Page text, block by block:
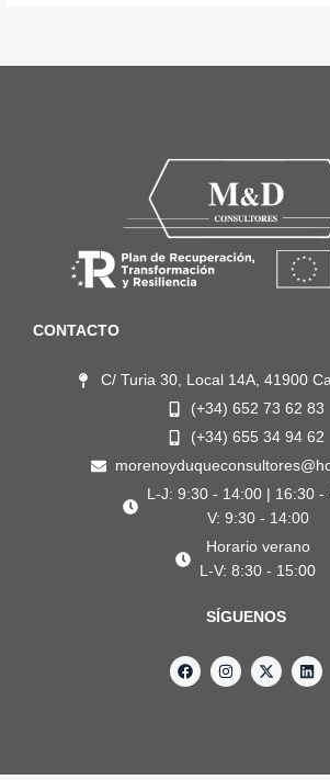
CONTACTO
C/ Turia 30, Local 14A, 41900
(+34) 652 73 62 83
(+34) 655 34 94 62
L-J: 9:30 - 14:00 | 16:30 -
V: 9:30 - 14:00
Horario verano
L-V: 8:30 - 15:00
SÍGUENOS
F
a
k
I
n
a
X
-
e
L
i
n